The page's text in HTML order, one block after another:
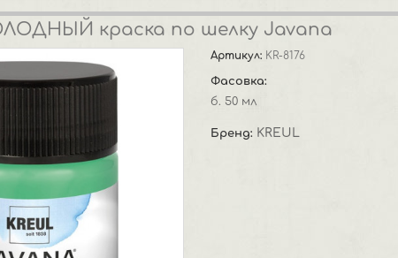
краска по шелку Javana
Артикул: KR-8176
Фасовка:
б. 50 мл
Бренд: KREUL